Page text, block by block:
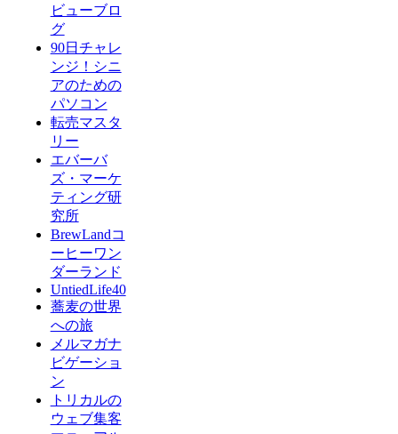
ビューブロ
グ
90日チャレ
ンジ！シニ
アのための
パソコン
転売マスタ
リー
エバーバ
ズ・マーケ
ティング研
究所
BrewLandコ
ーヒーワン
ダーランド
UntiedLife40
蕎麦の世界
への旅
メルマガナ
ビゲーショ
ン
トリカルの
ウェブ集客